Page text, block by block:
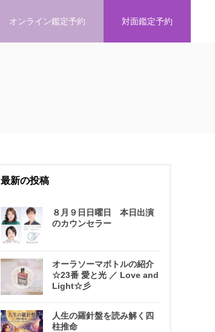
オンライン鑑定予約 対面鑑定予約
最新の投稿
８月９日日曜日 本日出演
のカウンセラー
オーラソーマボトルの紹介
☆23番 愛と光 ／ Love and
Light☆彡
人生の羅針盤を読み解く四
柱推命